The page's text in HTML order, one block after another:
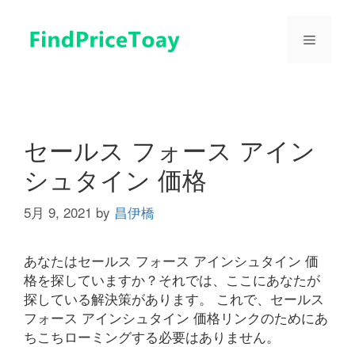
メ
セールス フォース アイン
シュタイン 価格
5月 9, 2021 by 昌伊橋
あなたはセールス フォース アインシュタイン 価
格を探していますか？それでは、ここにあなたが
探している解決策があります。 これで、セールス
フォース アインシュタイン 価格リンクのためにあ
ちこちローミングする必要はありません。